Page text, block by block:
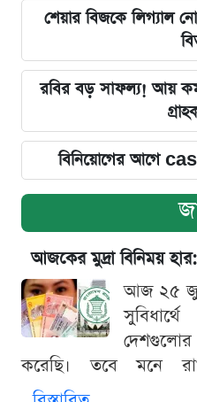
শেয়ার বিজকে লিগ্যাল
রবির বড় সাফল্য! আয়
বিনিয়োগের আগে
আজকের মুদ্রা বিনিময়
আজ ২৫
করেছি। তবে মনে